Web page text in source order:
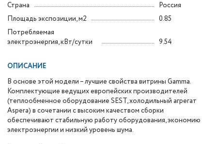
Страна
Россия
Площадь экспозиции, м2
0.85
Потребляемая
электроэнергия, кВт/сутки
9.54
ОПИСАНИЕ
В основе этой модели – лучшие свойства витрины Gamma.
Комплектующие ведущих европейских производителей
(теплообменное оборудование SEST, холодильный агрегат
Aspera) в сочетании с высоким качеством сборки
обеспечивают стабильную работу оборудования, экономию
электроэнергии и низкий уровень шума.